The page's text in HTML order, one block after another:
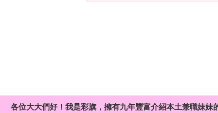
各位大大們好！我是彩旗，擁有九年豐富介紹本土兼職妹